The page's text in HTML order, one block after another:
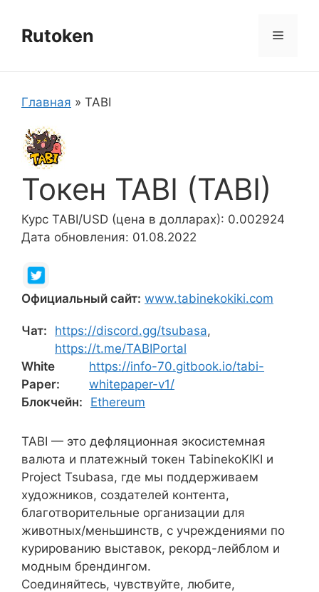
содержимому
Rutoken Меню
Главная » TABI
Токен TABI (TABI)
Курс TABI/USD (цена в долларах): 0.002924
Дата обновления: 01.08.2022
Официальный сайт: www.tabinekokiki.com
Чат: https://discord.gg/tsubasa,
https://t.me/TABIPortal
White
Paper:
https://info-70.gitbook.io/tabi-
whitepaper-v1/
Блокчейн:
Ethereum
TABI — это дефляционная экосистемная
валюта и платежный токен TabinekoKIKI и
Project Tsubasa, где мы поддерживаем
художников, создателей контента,
благотворительные организации для
животных/меньшинств, с учреждениями по
курированию выставок, рекорд-лейблом и
модным брендингом.
Соединяйтесь, чувствуйте, любите,